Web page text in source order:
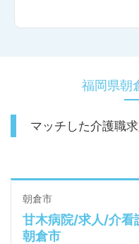
福岡県朝
マッチした介護職求
朝倉市
甘木病院/求人/介
朝倉市